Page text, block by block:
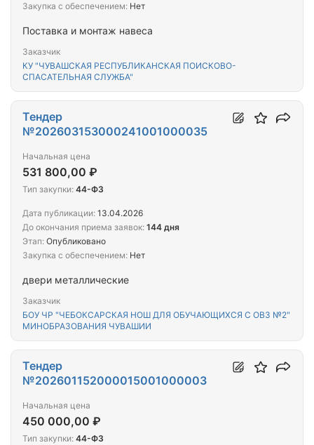
Поставка и монтаж навеса
Заказчик
КУ "ЧУВАШСКАЯ РЕСПУБЛИКАНСКАЯ ПОИСКОВО-
СПАСАТЕЛЬНАЯ СЛУЖБА"
Закупка с обеспечением: Нет
двери металлические
Заказчик
БОУ ЧР "ЧЕБОКСАРСКАЯ НОШ ДЛЯ ОБУЧАЮЩИХСЯ С ОВЗ №2"
МИНОБРАЗОВАНИЯ ЧУВАШИИ
Тендер
№202603153000241001000035
Начальная цена
531 800,00 ₽
Тип закупки: 44-ФЗ
Дата публикации: 13.04.2026
До окончания приема заявок: 144 дня
Этап: Опубликовано
Закупка с обеспечением: Нет
Тендер
№202601152000015001000003
Начальная цена
450 000,00 ₽
Тип закупки: 44-ФЗ